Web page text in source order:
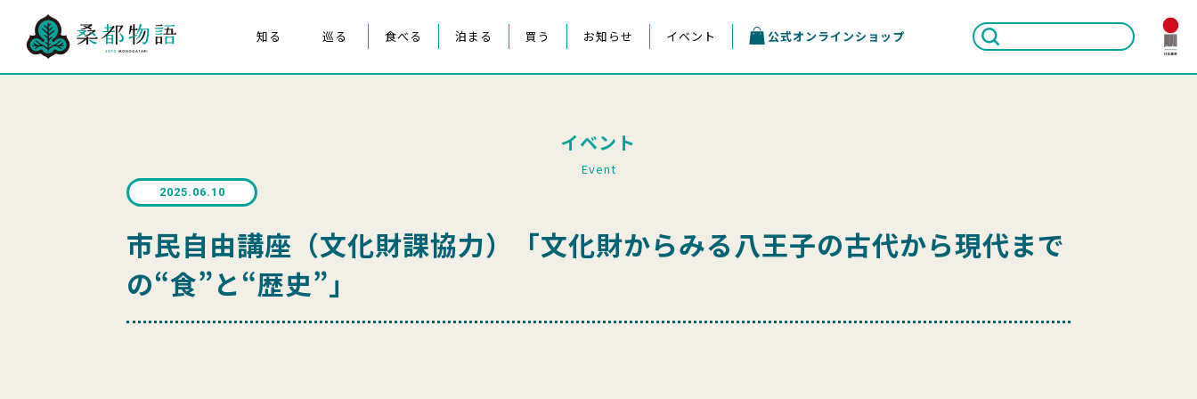
知る
桑都物語について
クイズ de ポスター
巡る
八王子まつり
食べる 泊まる 買う お知らせ イベント 公式オンラインショップ
イベント
Event
2025.06.10
市民自由講座（文化財課協力）「文化財からみる八王子の古代から現代まで
の“食”と“歴史”」